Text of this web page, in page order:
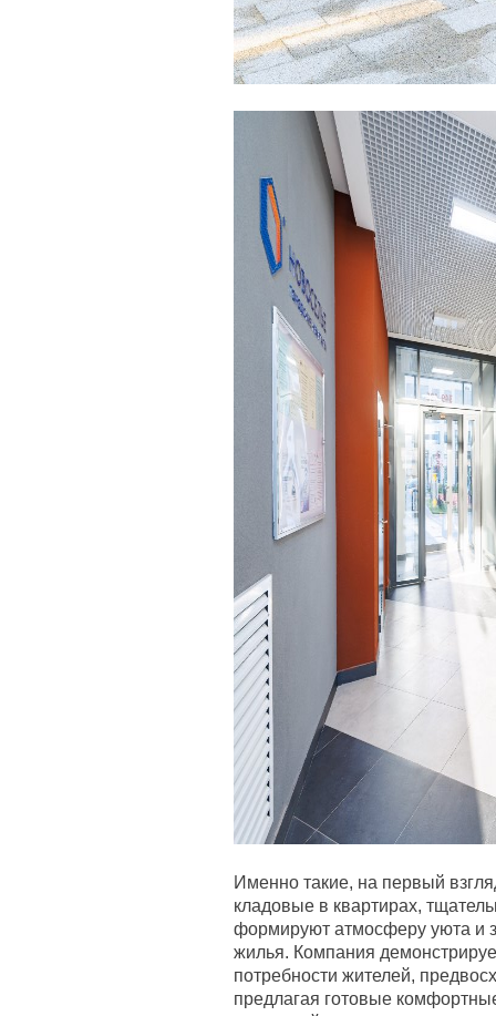
Именно такие, на первый
кладовые в квартирах,
формируют атмосферу уюта и
жилья. Компания
потребности жителей,
предлагая готовые